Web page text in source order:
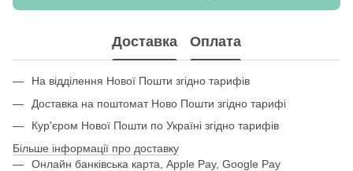
Доставка Оплата
На відділення Нової Пошти згідно тарифів
Доставка на поштомат Ново Пошти згідно тарифі
Кур'єром Нової Пошти по Україні згідно тарифів
Більше інформації про доставку
Онлайн банківська карта, Apple Pay, Google Pay